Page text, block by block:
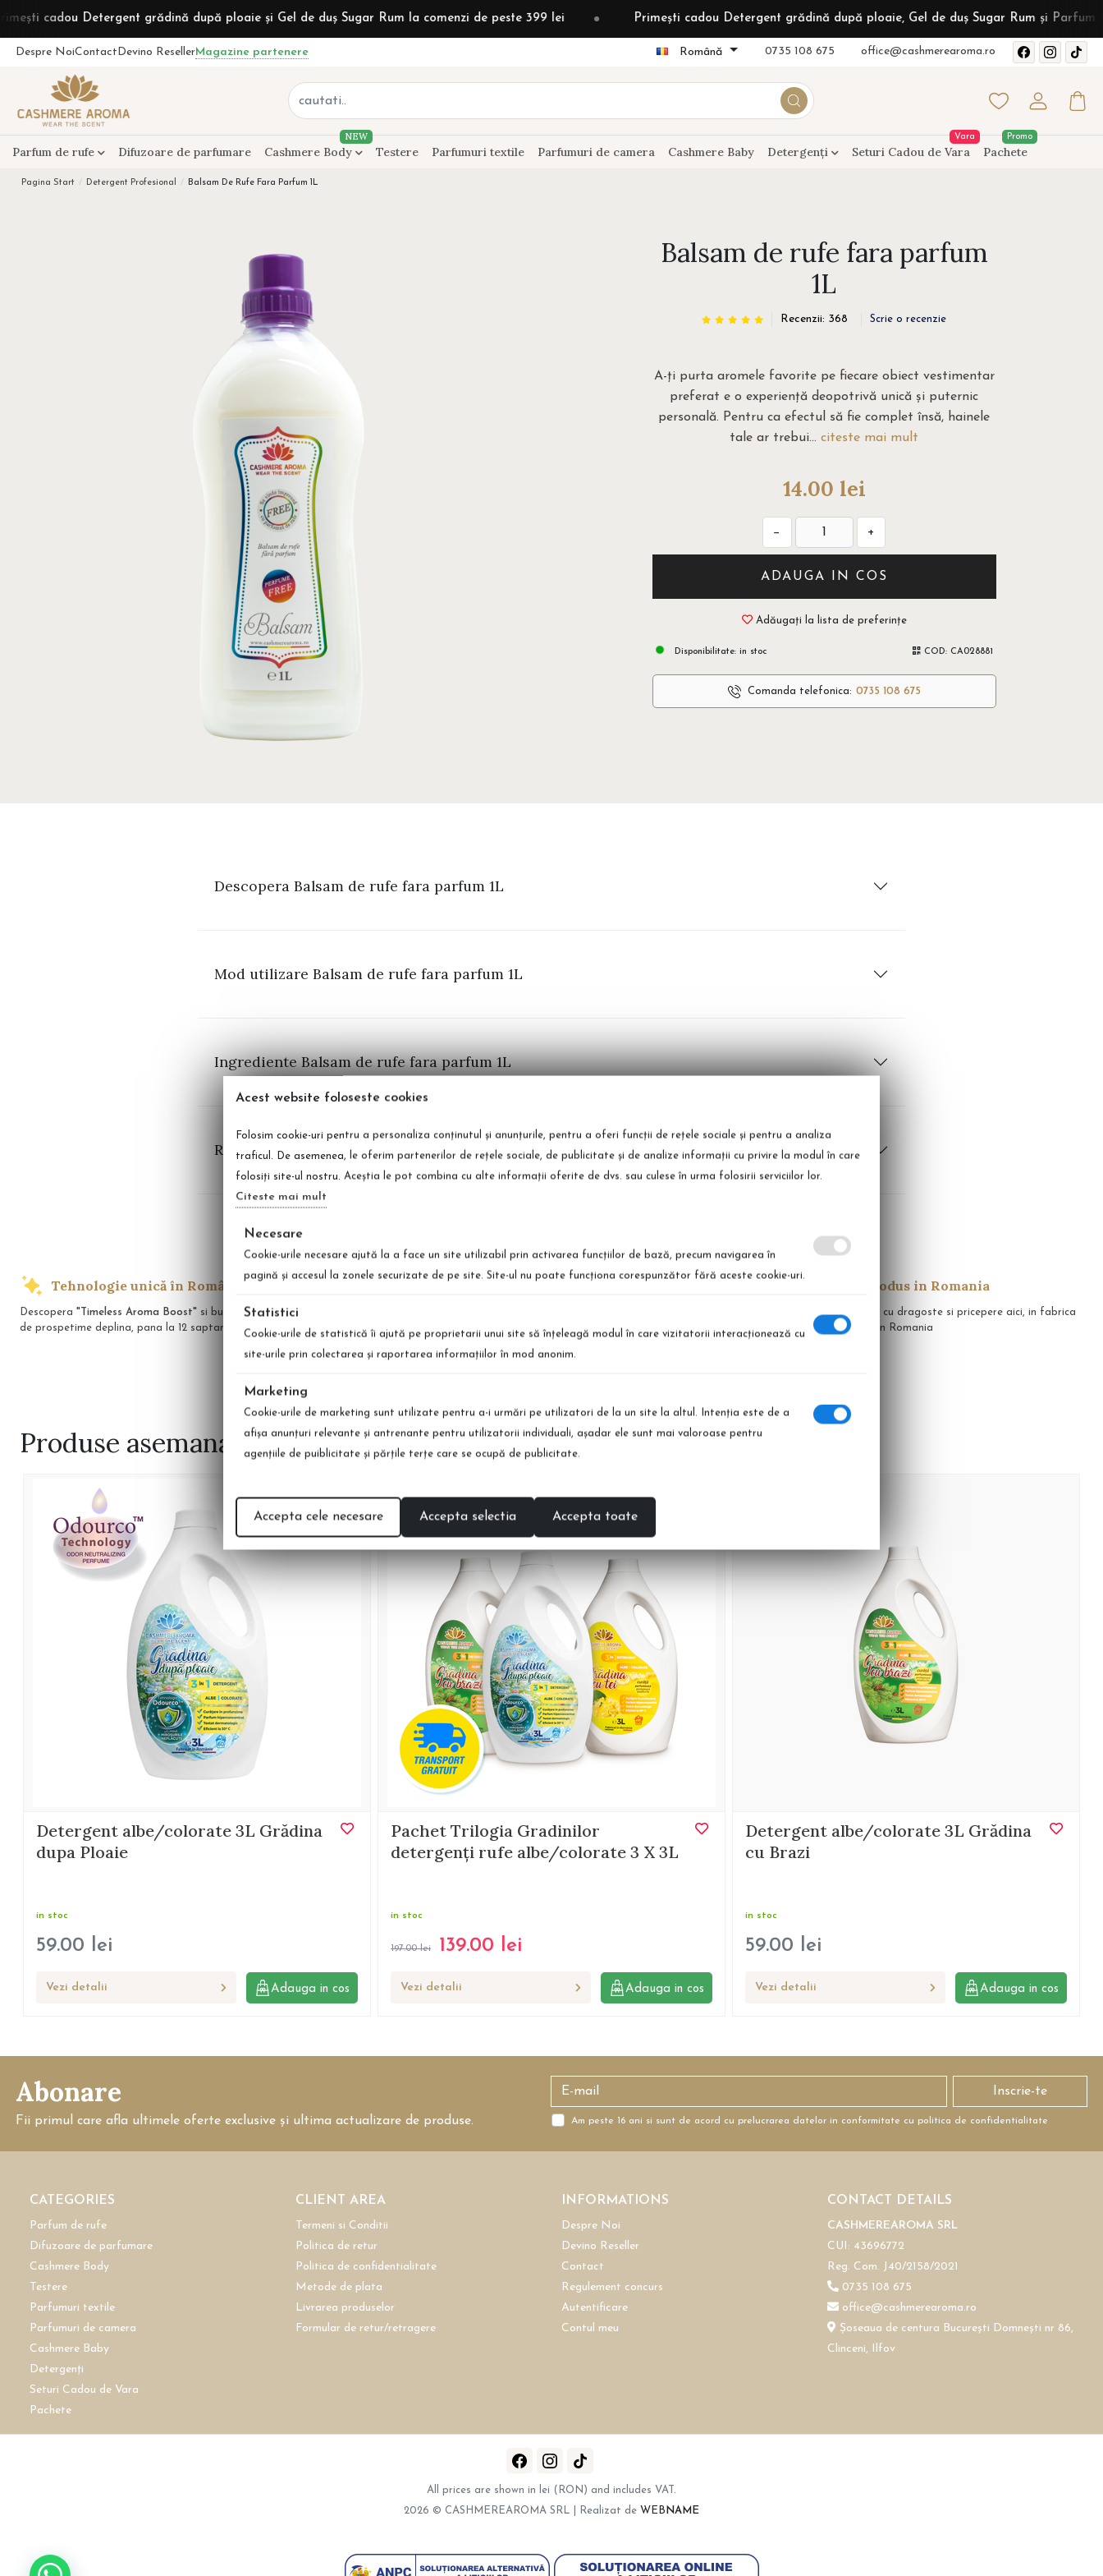
Detergent grădină după ploaie și Gel de duș Sugar Rum la comenzi de peste 399 lei Primești cadou Detergent grădină după ploaie, Gel de duș Sugar Rum și Parfum textil
Despre NoiContact Devino ResellerMagazine partenere Română 0735 108 675 office@cashmerearoma.ro
Parfum de rufe Difuzoare de parfumare Cashmere Body
NEW
Testere Parfumuri textile Parfumuri de camera Cashmere Baby Detergenți Seturi Cadou de Vara
Vara
Pachete
Promo
Pagina Start Detergent Profesional Balsam De Rufe Fara Parfum 1L
Balsam de rufe fara parfum
1L
Recenzii: 368 Scrie o recenzie
A-ți purta aromele favorite pe fiecare obiect vestimentar
preferat e o experiență deopotrivă unică și puternic
personală. Pentru ca efectul să fie complet însă, hainele
tale ar trebui...citeste mai mult
14.00 lei
− +
ADAUGA IN COS
Adăugați la lista de preferințe
Disponibilitate: in stoc COD: CA028881
Comanda telefonica: 0735 108 675
Descopera Balsam de rufe fara parfum 1L
Mod utilizare Balsam de rufe fara parfum 1L
Ingrediente Balsam de rufe fara parfum 1L
Recenzii Balsam de rufe fara parfum 1L
Tehnologie unică în România
Descopera "Timeless Aroma Boost" si bucura-te
de prospetime deplina, pana la 12 saptamani!
Transport International
Indiferent unde te afli, poti comanda produsele
preferate cu livrare in Europa
Retur Simplu
Detalii
Produs in Romania
Realizate cu dragoste si pricepere aici, in fabrica
noastra, in Romania
Produse asemanatoare
Detergent albe/colorate 3L Grădina
dupa Ploaie
in stoc
59.00 lei
Vezi detalii Adauga in cos
Pachet Trilogia Gradinilor
detergenți rufe albe/colorate 3 X 3L
in stoc
197.00 lei 139.00 lei
Vezi detalii Adauga in cos
Detergent albe/colorate 3L Grădina
cu Brazi
in stoc
59.00 lei
Vezi detalii Adauga in cos
Abonare
Fii primul care afla ultimele oferte exclusive și ultima actualizare de produse.
Inscrie-te
Am peste 16 ani si sunt de acord cu prelucrarea datelor in conformitate cu politica de confidentialitate
CATEGORIES
Parfum de rufe
Difuzoare de parfumare
Cashmere Body
Testere
Parfumuri textile
Parfumuri de camera
Cashmere Baby
Detergenți
Seturi Cadou de Vara
Pachete
CLIENT AREA
Termeni si Conditii
Politica de retur
Politica de confidentialitate
Metode de plata
Livrarea produselor
Formular de retur/retragere
INFORMATIONS
Despre Noi
Devino Reseller
Contact
Regulement concurs
Autentificare
Contul meu
CONTACT DETAILS
CASHMEREAROMA SRL
CUI: 43696772
Reg. Com. J40/2158/2021
0735 108 675
office@cashmerearoma.ro
Șoseaua de centura București Domnești nr 86,
Clinceni, Ilfov
All prices are shown in lei (RON) and includes VAT.
2026 © CASHMEREAROMA SRL | Realizat de WEB NAME
Acest website foloseste cookies
Folosim cookie-uri pentru a personaliza conținutul și anunțurile, pentru a oferi funcții de rețele sociale și pentru a analiza
traficul. De asemenea, le oferim partenerilor de rețele sociale, de publicitate și de analize informații cu privire la modul în care
folosiți site-ul nostru. Aceștia le pot combina cu alte informații oferite de dvs. sau culese în urma folosirii serviciilor lor.
Citeste mai mult
Necesare
Cookie-urile necesare ajută la a face un site utilizabil prin activarea funcţiilor de bază, precum navigarea în
pagină şi accesul la zonele securizate de pe site. Site-ul nu poate funcţiona corespunzător fără aceste cookie-uri.
Statistici
Cookie-urile de statistică îi ajută pe proprietarii unui site să înţeleagă modul în care vizitatorii interacţionează cu
site-urile prin colectarea şi raportarea informaţiilor în mod anonim.
Marketing
Cookie-urile de marketing sunt utilizate pentru a-i urmări pe utilizatori de la un site la altul. Intenţia este de a
afişa anunţuri relevante şi antrenante pentru utilizatorii individuali, aşadar ele sunt mai valoroase pentru
agenţiile de puiblicitate şi părţile terţe care se ocupă de publicitate.
Accepta cele necesare Accepta selectia Accepta toate